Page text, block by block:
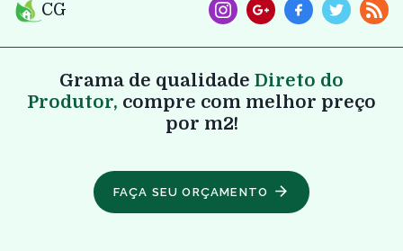
CG
Grama de qualidade Direto do
Produtor, compre com melhor preço
por m2!
FAÇA SEU ORÇAMENTO